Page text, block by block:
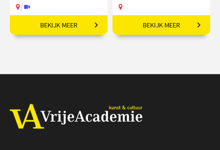
/
Vriendschap, strijd en
inspiratie.
okt
BEKIJK MEER
11-daagse reis o.l.v.
Frederik Erens.
aug
BEKIJK MEER